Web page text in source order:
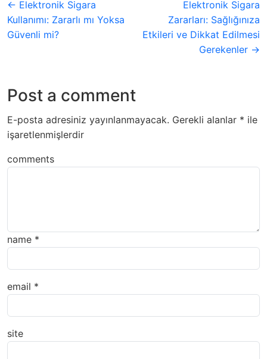
← Elektronik Sigara
Kullanımı: Zararlı mı Yoksa
Güvenli mi?
Elektronik Sigara
Zararları: Sağlığınıza
Etkileri ve Dikkat Edilmesi
Gerekenler →
Post a comment
E-posta adresiniz yayınlanmayacak. Gerekli alanlar * ile
işaretlenmişlerdir
comments
name *
email *
site